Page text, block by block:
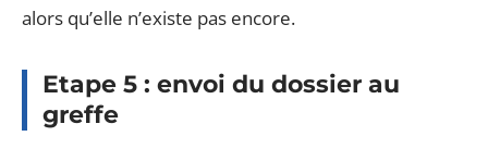
alors qu’elle n’existe pas encore.
Etape 5 : envoi du dossier au
greffe